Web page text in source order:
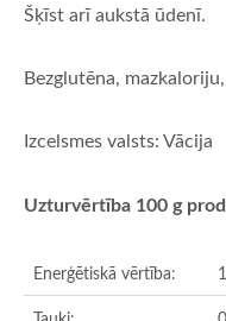
Šķīst arī aukstā ūdenī.
Bezglutēna,
Izcelsmes valsts: Vācija
Uzturvērtība 100 g
Enerģētiskā vērtība: